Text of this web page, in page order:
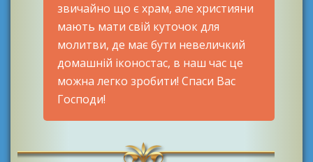
звичайно що є храм, але християни
мають мати свій куточок для
молитви, де має бути невеличкий
домашній іконостас, в наш час це
можна легко зробити! Спаси Вас
Господи!